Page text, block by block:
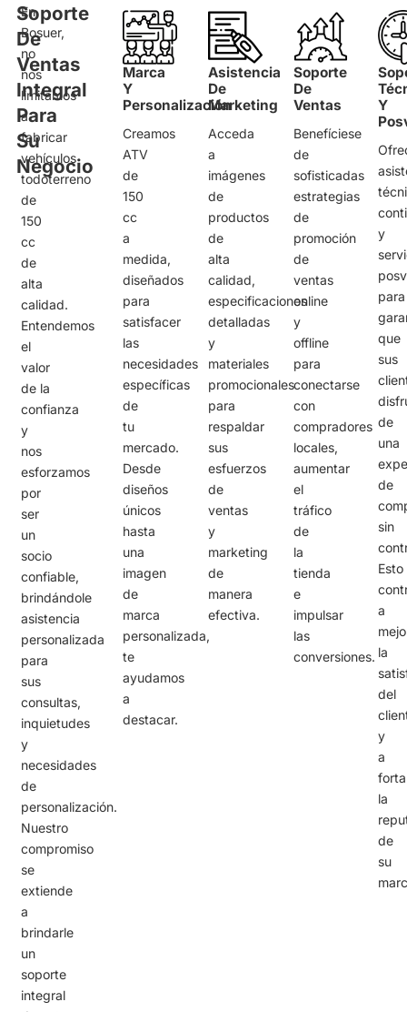
Soporte
De
Ventas
Integral
Para
Su
Negocio
En
Bosuer,
no
nos
limitamos
a
fabricar
vehículos
todoterreno
de
150
cc
de
alta
calidad.
Entendemos
el
valor
de la
confianza
y
nos
esforzamos
por
ser
un
socio
confiable,
brindándole
asistencia
personalizada
para
sus
consultas,
inquietudes
y
necesidades
de
personalización.
Nuestro
compromiso
se
extiende
a
brindarle
un
soporte
integral
Marca
Y
Personalización
Creamos
ATV
de
150
cc
a
medida,
diseñados
para
satisfacer
las
necesidades
específicas
de
tu
mercado.
Desde
diseños
únicos
hasta
una
imagen
de
marca
personalizada,
te
ayudamos
a
destacar.
Asistencia
De
Marketing
Acceda
a
imágenes
de
productos
de
alta
calidad,
especificaciones
detalladas
y
materiales
promocionales
para
respaldar
sus
esfuerzos
de
ventas
y
marketing
de
manera
efectiva.
Soporte
De
Ventas
Benefíciese
de
sofisticadas
estrategias
de
promoción
de
ventas
online
y
offline
para
conectarse
con
compradores
locales,
aumentar
el
tráfico
de
la
tienda
e
impulsar
las
conversiones.
Y
y
para
que
sus
de
una
de
sin
Esto
a
la
del
y
a
la
de
su